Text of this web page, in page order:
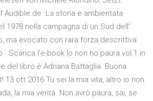
Audible.de. La storia e ambientata
1978 nella campagna di un Sud dell'
ma evocato con rara forza descrittiva.
Scarica l'e-book Io non ho paura vol.1 in
del libro è Adriana Battaglia. Buona
13 ott 2016 Tu sei la mia vita, altro io non
la mia verità. Non avrò paura, sai, se